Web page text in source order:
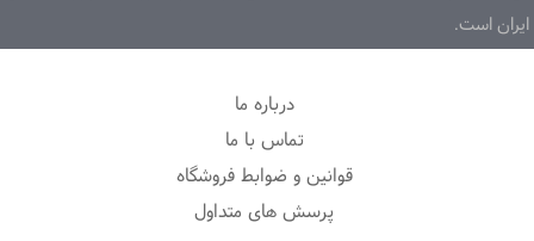
ایران است.
درباره ما
تماس با ما
قوانین و ضوابط فروشگاه
پرسش های متداول